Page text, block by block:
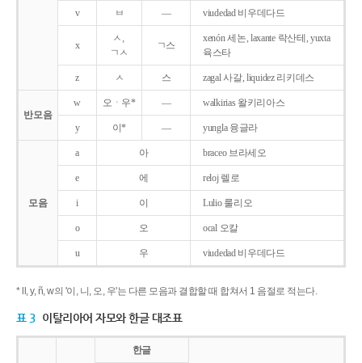
v ㅂ ― viudedad 비우데다드
x
ㅅ,
ㄱㅅ
ㄱ스
xenón 세논, laxante 락산테, yuxta
육스타
z ㅅ 스 zagal 사갈, liquidez 리키데스
반모음
w 오ㆍ우* ― walkirias 왈키리아스
y 이* ― yungla 융글라
모음
a 아 braceo 브라세오
e 에 reloj 렐로
i 이 Lulio 룰리오
o 오 ocal 오칼
u 우 viudedad 비우데다드
* ll, y, ñ, w의 '이, 니, 오, 우'는 다른 모음과 결합할 때 합쳐서 1 음절로 적는다.
표 3 이탈리아어 자모와 한글 대조표
한글